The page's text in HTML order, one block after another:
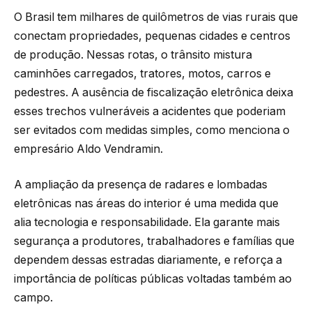
O Brasil tem milhares de quilômetros de vias rurais que
conectam propriedades, pequenas cidades e centros
de produção. Nessas rotas, o trânsito mistura
caminhões carregados, tratores, motos, carros e
pedestres. A ausência de fiscalização eletrônica deixa
esses trechos vulneráveis a acidentes que poderiam
ser evitados com medidas simples, como menciona o
empresário Aldo Vendramin.
A ampliação da presença de radares e lombadas
eletrônicas nas áreas do interior é uma medida que
alia tecnologia e responsabilidade. Ela garante mais
segurança a produtores, trabalhadores e famílias que
dependem dessas estradas diariamente, e reforça a
importância de políticas públicas voltadas também ao
campo.